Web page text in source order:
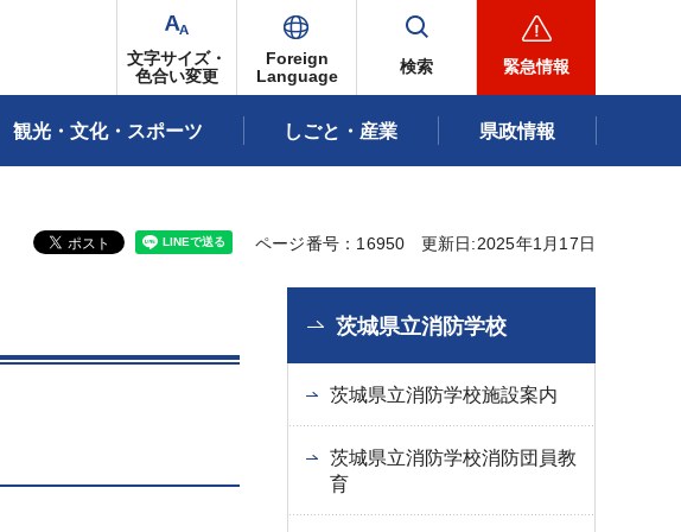
文字サイズ・
色合い変更
Foreign
Language
検索 緊急情報
観光・文化・スポーツ しごと・産業 県政情報
ページ番号：16950 更新日:2025年1月17日
茨城県立消防学校
茨城県立消防学校施設案内
茨城県立消防学校消防団員教
育